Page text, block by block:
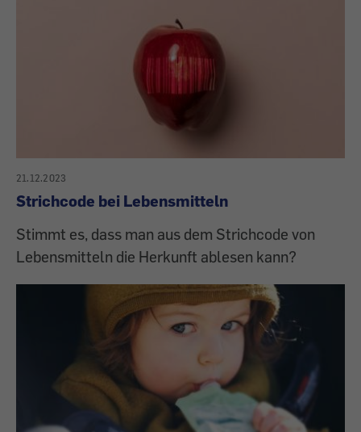
21.12.2023
Strichcode bei Lebensmitteln
Stimmt es, dass man aus dem Strichcode von
Lebensmitteln die Herkunft ablesen kann?